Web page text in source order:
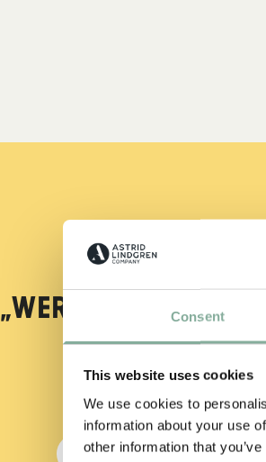
Consent
This website uses cookies
We use cookies to
information about your use
other information that
„Wer stark ist,
sein.“
DIE PIPPI-LANGSTRUMPF-